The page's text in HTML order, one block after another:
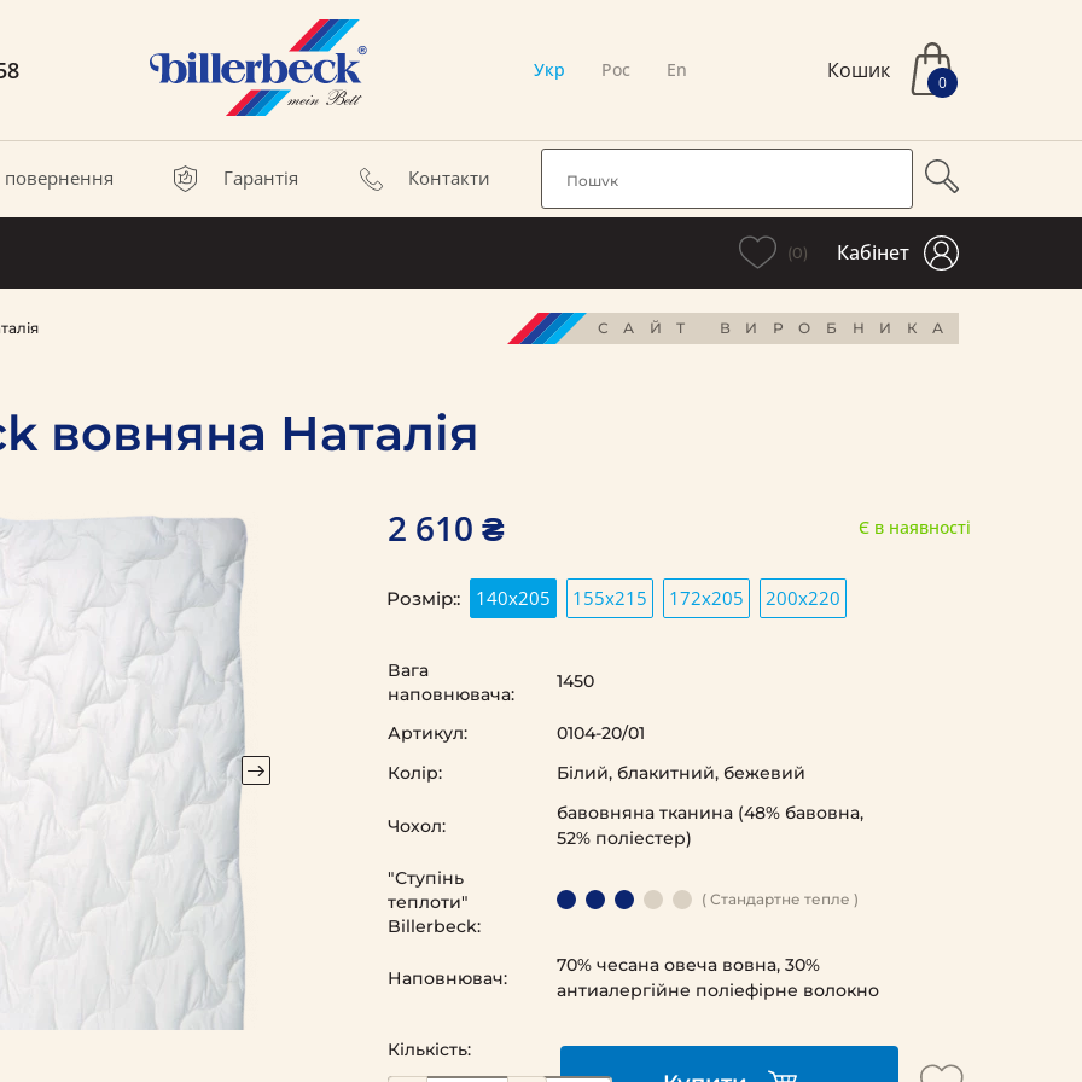
Укр Рос En Кошик 0
повернення Гарантія Контакти
(0) Кабінет
САЙТ ВИРОБНИКА
вовняна Наталія
2 610 ₴ Є в наявності
Розмір:: 140х205 155х215 172х205 200х220
Кількість:
Вага
наповнювача:
1450
Артикул:
0104-20/01
Колір:
Білий, блакитний, бежевий
Чохол:
бавовняна тканина (48% бавовна,
52% поліестер)
"Ступінь
теплоти"
Billerbeck:
( Стандартне тепле )
Наповнювач:
70% чесана овеча вовна, 30%
антиалергійне поліефірне волокно